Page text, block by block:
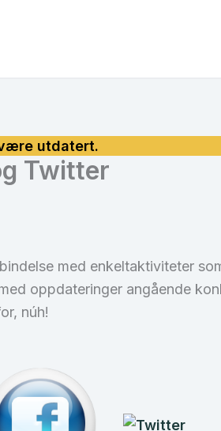
Twitter
med enkeltaktiviteter
oppdateringer angående
núh!